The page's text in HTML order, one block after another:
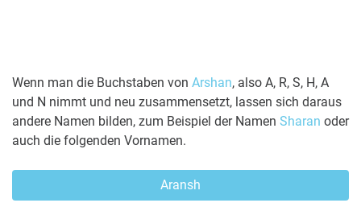
Wenn man die Buchstaben von Arshan, also A, R, S, H, A
und N nimmt und neu zusammensetzt, lassen sich daraus
andere Namen bilden, zum Beispiel der Namen Sharan oder
auch die folgenden Vornamen.
Aransh